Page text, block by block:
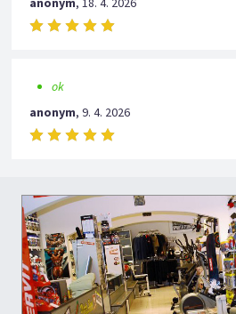
ok
anonym,9. 4. 2026